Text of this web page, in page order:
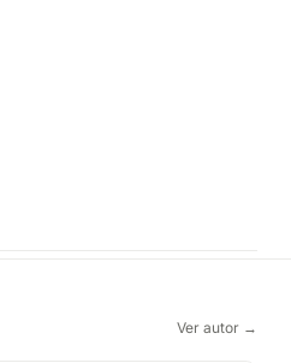
Ver autor →